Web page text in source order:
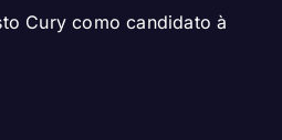
Cury como candidato à